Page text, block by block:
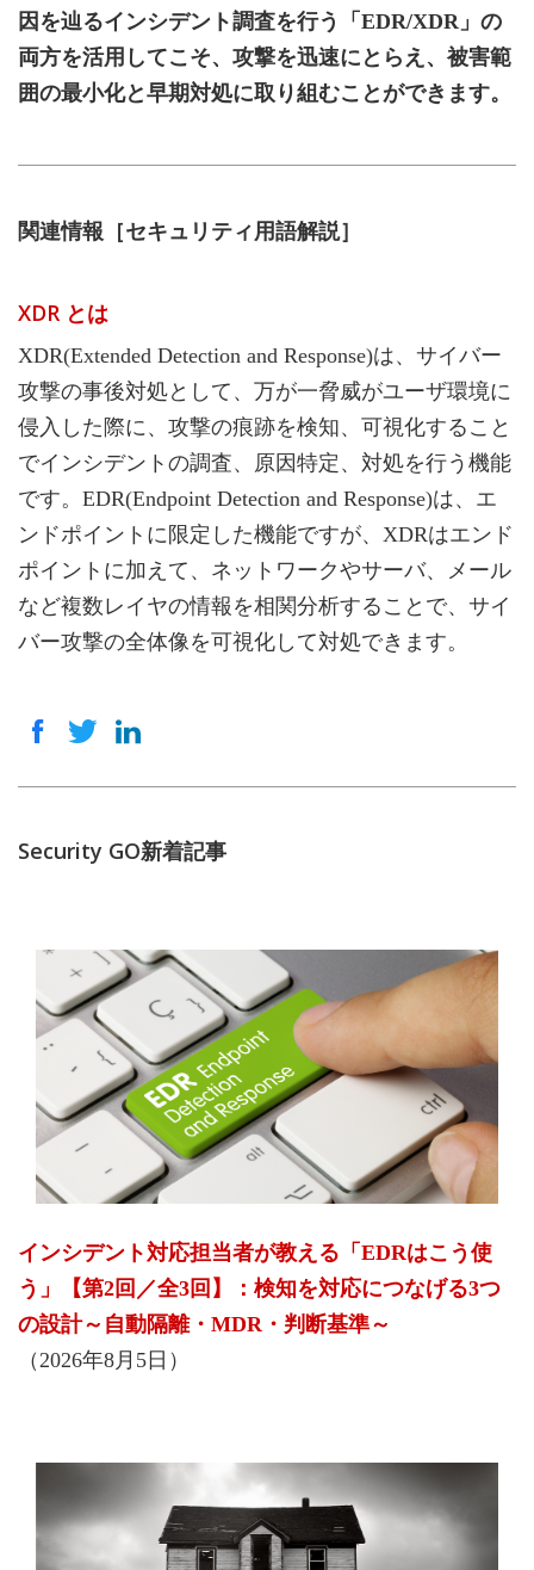
因を辿るインシデント調査を行う「EDR/XDR」の
両方を活用してこそ、攻撃を迅速にとらえ、被害範
囲の最小化と早期対処に取り組むことができます。
関連情報［セキュリティ用語解説］
XDR とは
XDR(Extended Detection and Response)は、サイバー
攻撃の事後対処として、万が一脅威がユーザ環境に
侵入した際に、攻撃の痕跡を検知、可視化すること
でインシデントの調査、原因特定、対処を行う機能
です。EDR(Endpoint Detection and Response)は、エ
ンドポイントに限定した機能ですが、XDRはエンド
ポイントに加えて、ネットワークやサーバ、メール
など複数レイヤの情報を相関分析することで、サイ
バー攻撃の全体像を可視化して対処できます。
Security GO新着記事
インシデント対応担当者が教える「EDRはこう使
う」【第2回／全3回】：検知を対応につなげる3つ
の設計～自動隔離・MDR・判断基準～
（2026年8月5日）